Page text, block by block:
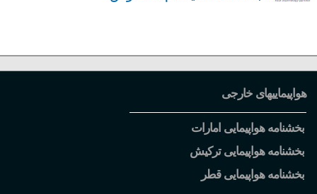
هواپیماییهای خارجی
بخشنامه هواپیمایی امارات
بخشنامه هواپیمایی ترکیش
بخشنامه هواپیمایی قطر